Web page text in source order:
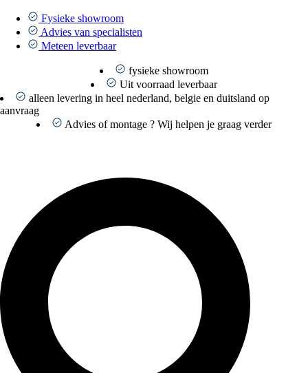
naar
inhoud
Fysieke showroom
Advies van specialisten
Meteen leverbaar
fysieke showroom
Uit voorraad leverbaar
alleen levering in heel nederland, belgie en duitsland op
aanvraag
Advies of montage ? Wij helpen je graag verder